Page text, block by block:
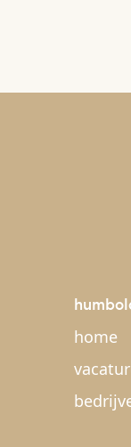
home